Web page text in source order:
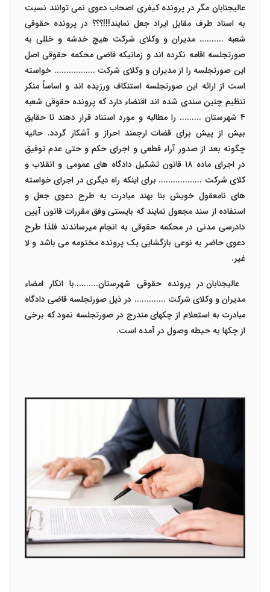
عالیجنابان مگر در پرونده کیفری اصحاب دعوی نمی توانند نسبت
به اسناد طرف مقابل ایراد جعل نمایند!!!؟؟؟ در پرونده حقوقی
شعبه .......... مدیران و وکلای شرکت هیچ خدشه و خللی به
صورتجلسه اقامه نکرده اند و زمانیکه قاضی محکمه حقوقی اصل
این صورتجلسه را از مدیران و وکلای شرکت ................. خواسته
است از ارائه این صورتجلسه استنکاف ورزیده اند و اساساً منکر
تنظیم چنین سندی شده اند اقتضاء دارد که پرونده حقوقی شعبه
۴ شهرستان ......... را مطالبه و مورد استناد قرار دهند تا حقایق
بیش از پیش برای قضات ارجمند احراز و آشکار گردد. حالیه
چگونه بعد از صدور آراء قطعی و اجرای حکم و حتی عدم توفیق
در اجرای ماده ۱۸ قانون تشکیل دادگاه های عمومی و انقلاب و
کلای شرکت .................. برای اینکه راه دیگری در اجرای خواسته
های نامعقول خویش بنا بهند مبادرت به طرح دعوی جعل و
استفاده از سند مجعول نمایند که بایستی وفق مقررات قانون آیین
دادرسی مدنی در محکمه حقوقی به انجام میرساندند فلذا طرح
دعوی حاضر به نوعی بازگشایی یک پرونده مختومه می باشد و لا
غیر.
عالیجنابان در پرونده حقوقی شهرستان..........با انکار امضاء
مدیران و وکلای شرکت ............. در ذیل صورتجلسه قاضی دادگاه
مبادرت به استعلام از چکهای مندرج در صورتجلسه نمود که برخی
از چکها به حیطه وصول در آمده است.